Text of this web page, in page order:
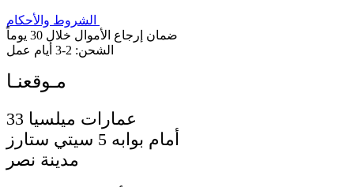
الشروط والأحكام
ضمان إرجاع الأموال خلال 30 يوماً
الشحن: 2-3 أيام عمل
أمام بوابه 5 سيتي ستارز
مدينة نصر